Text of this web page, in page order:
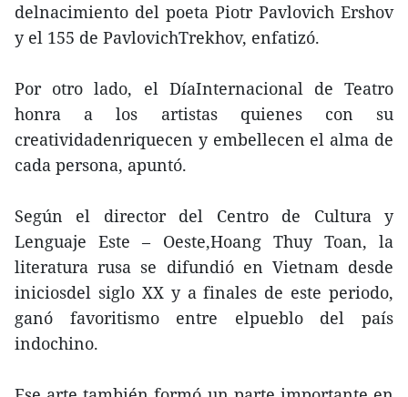
delnacimiento del poeta Piotr Pavlovich Ershov
y el 155 de PavlovichTrekhov, enfatizó.
Por otro lado, el DíaInternacional de Teatro
honra a los artistas quienes con su
creatividadenriquecen y embellecen el alma de
cada persona, apuntó.
Según el director del Centro de Cultura y
Lenguaje Este – Oeste,Hoang Thuy Toan, la
literatura rusa se difundió en Vietnam desde
iniciosdel siglo XX y a finales de este periodo,
ganó favoritismo entre elpueblo del país
indochino.